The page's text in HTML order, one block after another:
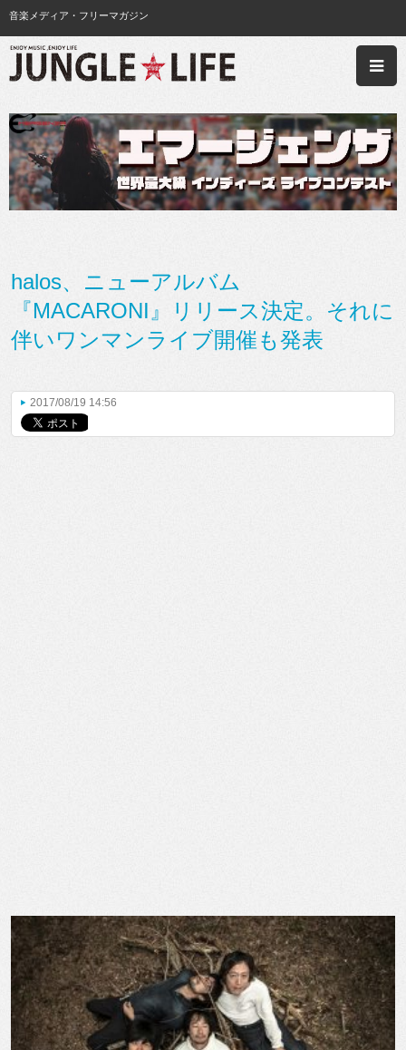
音楽メディア・フリーマガジン
halos、ニューアルバム
『MACARONI』リリース決定。それに
伴いワンマンライブ開催も発表
2017/08/19 14:56